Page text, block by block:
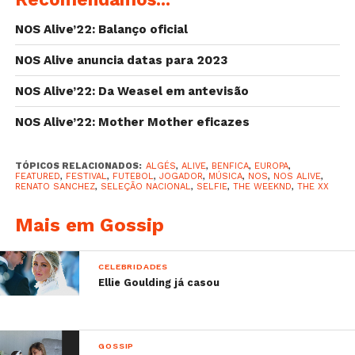
O jogador não deixou, ainda, de partilhar com os fãs
nas redes sociais uma fotografia com um grupo de
NOS Alive’22: Balanço oficial
NOS Alive anuncia datas para 2023
NOS Alive’22: Da Weasel em antevisão
NOS Alive’22: Mother Mother eficazes
TÓPICOS RELACIONADOS: ALGÉS, ALIVE, BENFICA, EUROPA,
FEATURED, FESTIVAL, FUTEBOL, JOGADOR, MÚSICA, NOS, NOS ALIVE,
RENATO SANCHEZ, SELEÇÃO NACIONAL, SELFIE, THE WEEKND, THE XX
Mais em Gossip
CELEBRIDADES
Ellie Goulding já casou
GOSSIP